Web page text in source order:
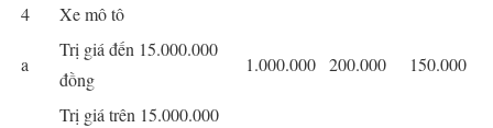
4 Xe mô tô
a
Trị giá đến 15.000.000
đồng
1.000.000 200.000 150.000
Trị giá trên 15.000.000